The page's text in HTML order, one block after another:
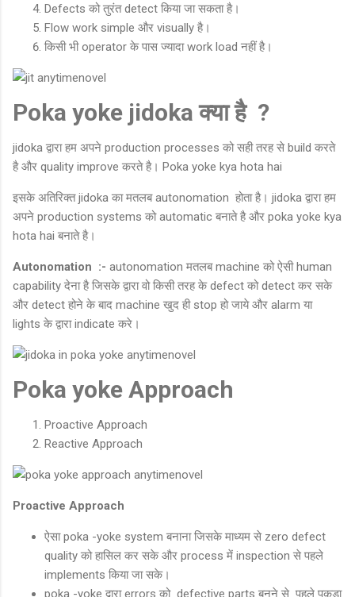
Defects को तुरंत detect किया जा सकता है।
Flow work simple और visually है।
किसी भी operator के पास ज्यादा work load नहीं है।
Poka yoke jidoka क्या है ?
jidoka द्वारा हम अपने production processes को सही तरह से build करते
है और quality improve करते है। Poka yoke kya hota hai
इसके अतिरिक्त jidoka का मतलब autonomation होता है। jidoka द्वारा हम
अपने production systems को automatic बनाते है और poka yoke kya
hota hai बनाते है।
Autonomation :- autonomation मतलब machine को ऐसी human
capability देना है जिसके द्वारा वो किसी तरह के defect को detect कर सके
और detect होने के बाद machine खुद ही stop हो जाये और alarm या
lights के द्वारा indicate करे।
Poka yoke Approach
Proactive Approach
Reactive Approach
Proactive Approach
ऐसा poka -yoke system बनाना जिसके माध्यम से zero defect
quality को हासिल कर सके और process में inspection से पहले
implements किया जा सके।
poka -yoke द्वारा errors को defective parts बनने से पहले पकड़ा